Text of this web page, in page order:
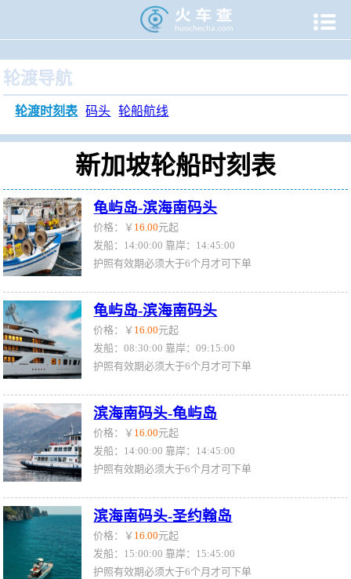

轮渡导航
轮渡时刻表 码头 轮船航线
新加坡轮船时刻表
龟屿岛-滨海南码头
价格：￥ 16.00元起
发船：14:00:00 靠岸：14:45:00
护照有效期必须大于6个月才可下单
龟屿岛-滨海南码头
价格：￥ 16.00元起
发船：08:30:00 靠岸：09:15:00
护照有效期必须大于6个月才可下单
滨海南码头-龟屿岛
价格：￥ 16.00元起
发船：14:00:00 靠岸：14:45:00
护照有效期必须大于6个月才可下单
滨海南码头-圣约翰岛
价格：￥ 16.00元起
发船：15:00:00 靠岸：15:45:00
护照有效期必须大于6个月才可下单